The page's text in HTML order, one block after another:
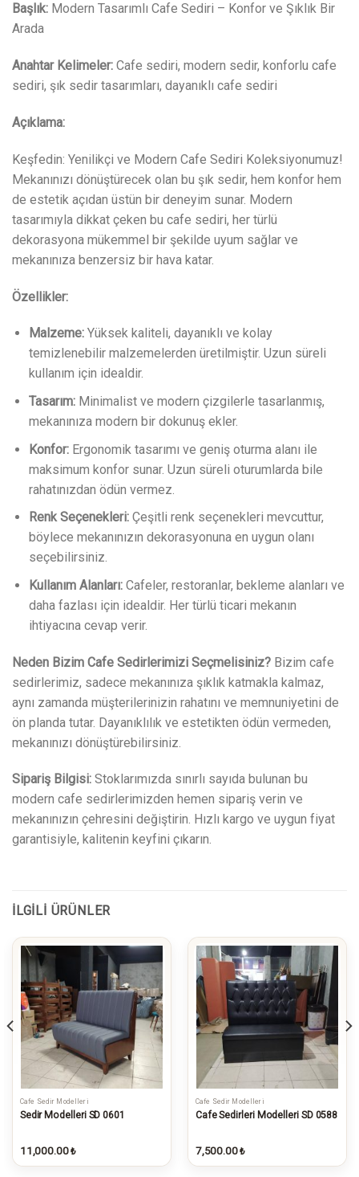
Başlık: Modern Tasarımlı Cafe Sediri – Konfor ve Şıklık Bir
Arada
Anahtar Kelimeler: Cafe sediri, modern sedir, konforlu cafe
sediri, şık sedir tasarımları, dayanıklı cafe sediri
Açıklama:
Keşfedin: Yenilikçi ve Modern Cafe Sediri Koleksiyonumuz!
Mekanınızı dönüştürecek olan bu şık sedir, hem konfor hem
de estetik açıdan üstün bir deneyim sunar. Modern
tasarımıyla dikkat çeken bu cafe sediri, her türlü
dekorasyona mükemmel bir şekilde uyum sağlar ve
mekanınıza benzersiz bir hava katar.
Özellikler:
Malzeme:Yüksek kaliteli, dayanıklı ve kolay
temizlenebilir malzemelerden üretilmiştir. Uzun süreli
kullanım için idealdir.
Tasarım:Minimalist ve modern çizgilerle tasarlanmış,
mekanınıza modern bir dokunuş ekler.
Konfor:Ergonomik tasarımı ve geniş oturma alanı ile
maksimum konfor sunar. Uzun süreli oturumlarda bile
rahatınızdan ödün vermez.
Renk Seçenekleri:Çeşitli renk seçenekleri mevcuttur,
böylece mekanınızın dekorasyonuna en uygun olanı
seçebilirsiniz.
Kullanım Alanları:Cafeler, restoranlar, bekleme alanları ve
daha fazlası için idealdir. Her türlü ticari mekanın
ihtiyacına cevap verir.
Neden Bizim Cafe Sedirlerimizi Seçmelisiniz? Bizim cafe
sedirlerimiz, sadece mekanınıza şıklık katmakla kalmaz,
aynı zamanda müşterilerinizin rahatını ve memnuniyetini de
ön planda tutar. Dayanıklılık ve estetikten ödün vermeden,
mekanınızı dönüştürebilirsiniz.
Sipariş Bilgisi: Stoklarımızda sınırlı sayıda bulunan bu
modern cafe sedirlerimizden hemen sipariş verin ve
mekanınızın çehresini değiştirin. Hızlı kargo ve uygun fiyat
garantisiyle, kalitenin keyfini çıkarın.
İLGILI ÜRÜNLER
Cafe Sedir Modelleri
Sedir Modelleri SD 0601
11,000.00₺
Cafe Sedir Modelleri
Cafe Sedirleri Modelleri SD 0588
7,500.00₺
WhatsApp ile Bilgi Al
İncelediğiniz ürünün bilgilerini